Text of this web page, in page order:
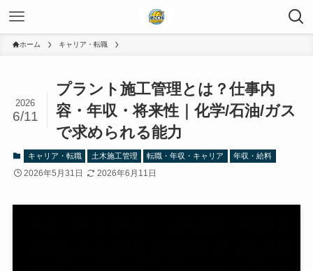
ホーム キャリア・転職
プラント施工管理とは？仕事内
容・年収・将来性｜化学/石油/ガス
で求められる能力
2026
6/11
キャリア・転職 土木施工管理 転職・年収・キャリア 年収・給料
2026年5月31日 2026年6月11日